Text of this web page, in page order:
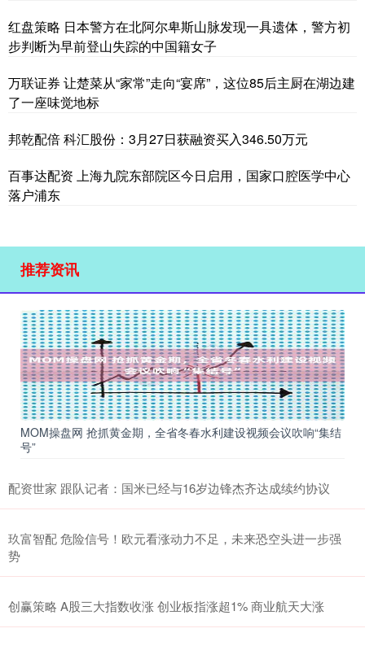
红盘策略 日本警方在北阿尔卑斯山脉发现一具遗体，警方初
步判断为早前登山失踪的中国籍女子
万联证券 让楚菜从“家常”走向“宴席”，这位85后主厨在湖边建
了一座味觉地标
邦乾配倍 科汇股份：3月27日获融资买入346.50万元
百事达配资 上海九院东部院区今日启用，国家口腔医学中心
落户浦东
推荐资讯
MOM操盘网 抢抓黄金期，全省冬春水利建设视频会议吹响“集结
号”
配资世家 跟队记者：国米已经与16岁边锋杰齐达成续约协议
玖富智配 危险信号！欧元看涨动力不足，未来恐空头进一步强
势
创赢策略 A股三大指数收涨 创业板指涨超1% 商业航天大涨